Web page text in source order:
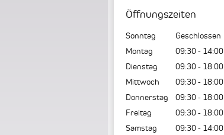
Öffnungszeiten
Sonntag
Geschlossen
Montag
09:30- 14:00
Dienstag
09:30- 18:00
Mittwoch
09:30- 18:00
Donnerstag
09:30- 18:00
Freitag
09:30- 18:00
Samstag
09:30- 14:00